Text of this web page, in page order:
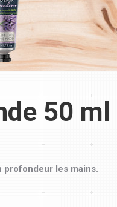
50 ml
profondeur les mains.